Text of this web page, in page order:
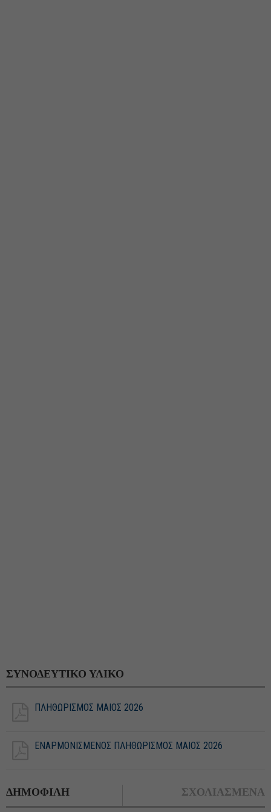
ΣΥΝΟΔΕΥΤΙΚΟ ΥΛΙΚΟ
ΠΛΗΘΩΡΙΣΜΟΣ ΜΑΙΟΣ 2026
ΕΝΑΡΜΟΝΙΣΜΕΝΟΣ ΠΛΗΘΩΡΙΣΜΟΣ ΜΑΙΟΣ 2026
ΔΗΜΟΦΙΛΗ ΣΧΟΛΙΑΣΜΕΝΑ